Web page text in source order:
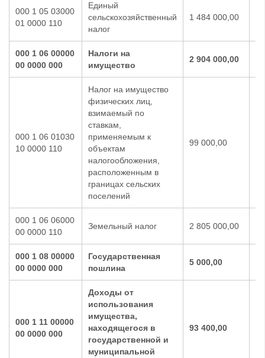
000 1 05 03000
01 0000 110
Единый
сельскохозяйственный
налог
1 484 000,00
000 1 06 00000
00 0000 000
Налоги на
имущество
2 904 000,00
000 1 06 01030
10 0000 110
Налог на имущество
физических лиц,
взимаемый по
ставкам,
применяемым к
объектам
налогообложения,
расположенным в
границах сельских
поселений
99 000,00
000 1 06 06000
00 0000 110
Земельный налог 2 805 000,00
000 1 08 00000
00 0000 000
Государственная
пошлина
5 000,00
000 1 11 00000
00 0000 000
Доходы от
использования
имущества,
находящегося в
государственной и
муниципальной
93 400,00